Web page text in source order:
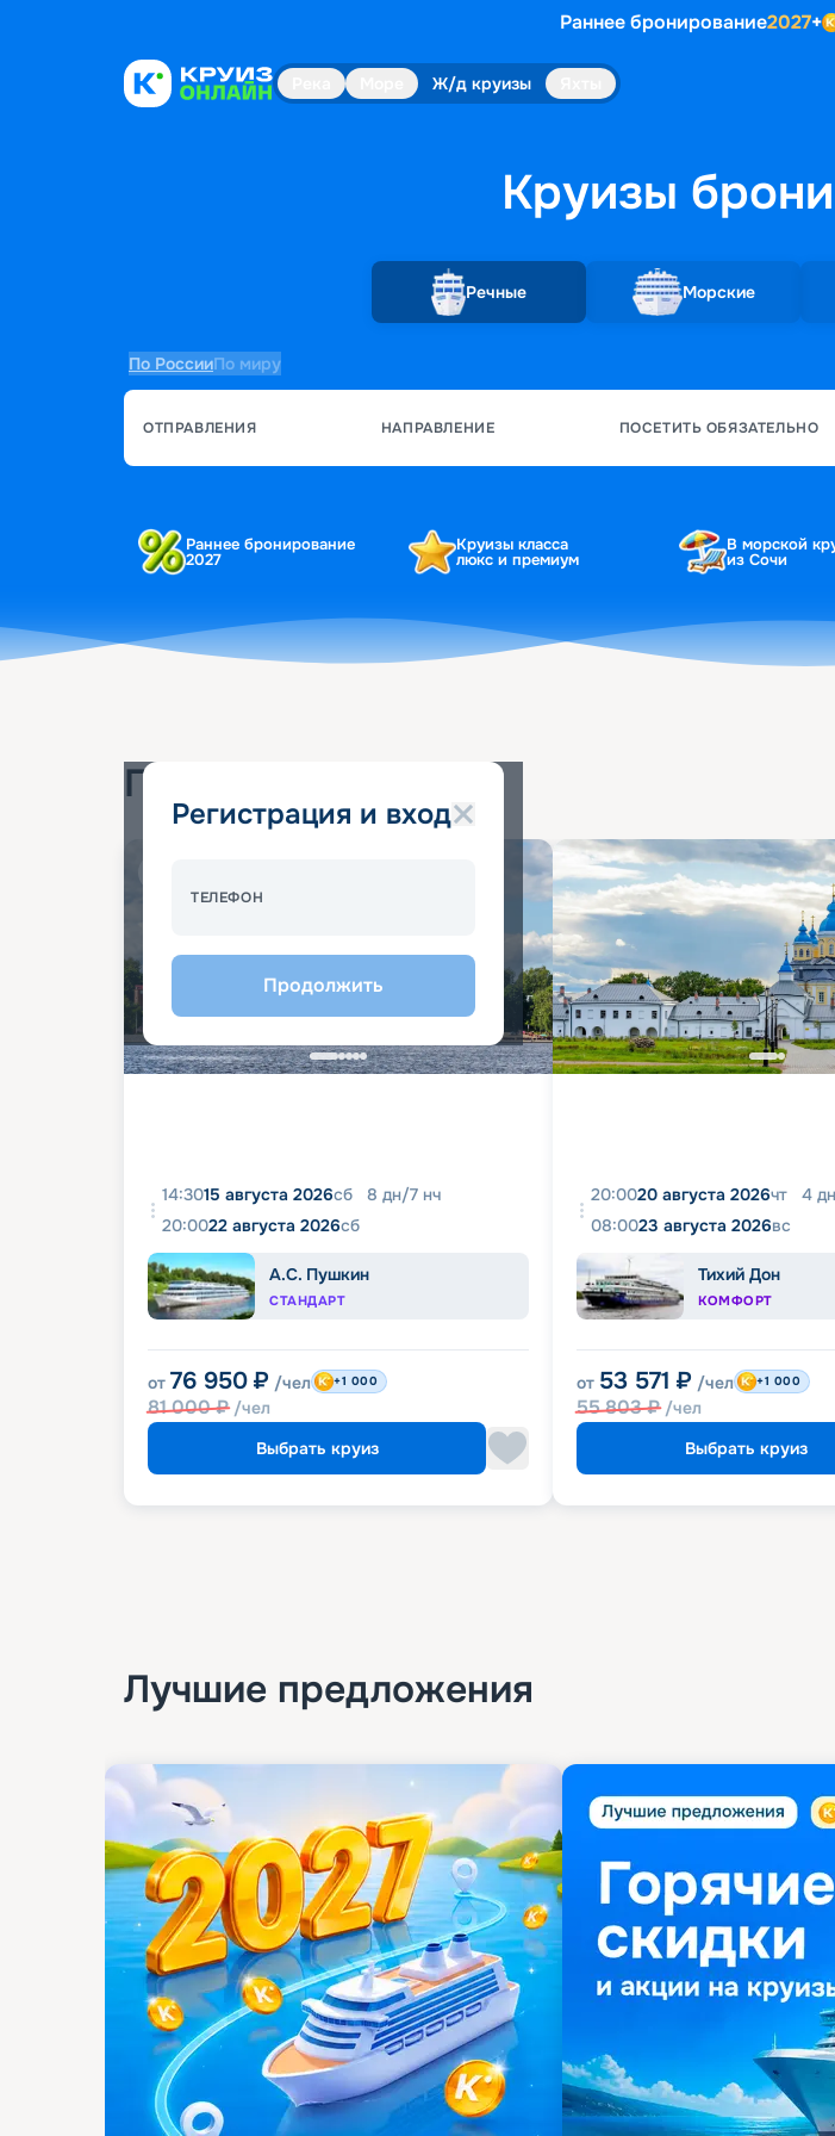
Раннее бронирование2027+
Ж/д круизы
Круизы
Речные Морские
По РоссииПо миру
ОТПРАВЛЕНИЯ НАПРАВЛЕНИЕ ПОСЕТИТЬ ОБЯЗАТЕЛЬНО
Раннее бронирование
2027
Круизы класса
люкс и премиум
В морской
из Сочи
Регистрация и вход
ТЕЛЕФОН
Продолжить
Популярные круизы
14:3015 августа 2026сб 8 дн/7 нч
20:0022 августа 2026сб
А.С. Пушкин
СТАНДАРТ
от 76 950 ₽ /чел
81 000₽ /чел
+1 000
Выбрать круиз
20:0020 августа 2026чт 4 дн
08:0023 августа 2026вс
Тихий Дон
КОМФОРТ
от 53 571 ₽ /чел
55 803₽ /чел
+1 000
Выбрать круиз
Лучшие предложения